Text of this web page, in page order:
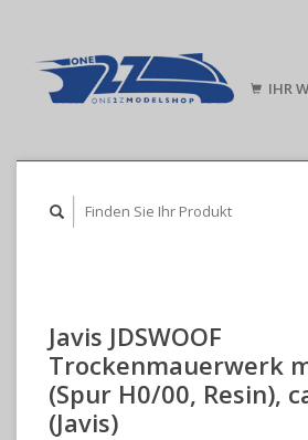
IHR
Javis JDSWOOF
Trockenmauerwerk
(Spur H0/00, Resin),
(Javis)